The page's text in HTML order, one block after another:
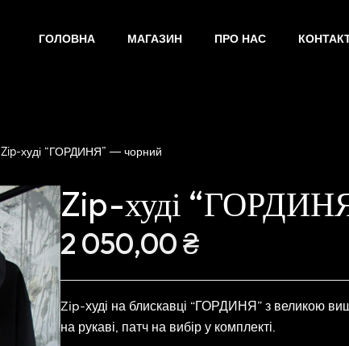
ГОЛОВНА МАГАЗИН ПРО НАС
Zip-худі “ГОРДИНЯ” — чорний
Zip-худі
2 050,00₴
Zip-худі на блискавці “ГОРДИНЯ” з великою
на рукаві, патч на вибір у комплекті.